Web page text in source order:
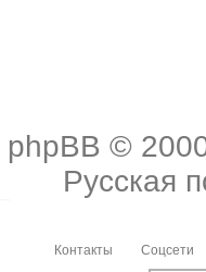
phpBB ©
Русская
Контакты Соцсети